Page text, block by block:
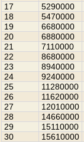
17
5290000
18
5470000
19
6680000
20
6880000
21
7110000
22
8680000
23
8940000
24
9240000
25
11280000
26
11620000
27
12010000
28
14660000
29
15110000
30
15610000